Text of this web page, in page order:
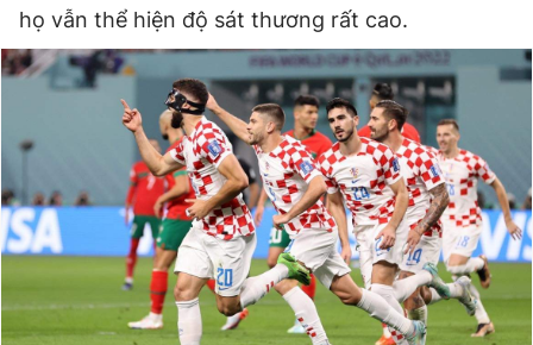
Đặt báo Quảng cáo RSS Tòa soạn Chính sách bảo
Tổng biên tập: Nguyễn Ngọc Toàn
Phó tổng biên tập thường trực: Hải Thành
Phó tổng biên tập: Lâm Hiếu Dũng
Phó tổng biên tập: Trần Việt Hưng
Tổng thư ký tòa soạn: Đức Trung
Giấy phép xuất bản số 110/GP - BTTTT cấp ngày 24.3.2020
© 2003-2026 Bản quyền thuộc về Báo Thanh Niên. Cấm sao
chép dưới mọi hình thức nếu không có sự chấp thuận bằng văn
bản. Phát triển bởi ePi Technologies, JSC.
họ vẫn thể hiện độ sát thương rất cao.